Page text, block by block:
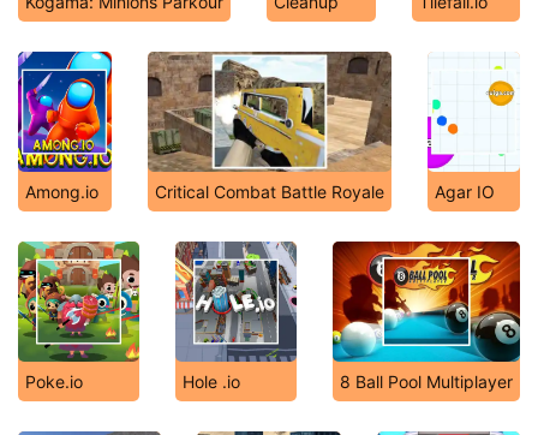
Among.io Critical Combat Battle Royale Agar IO
Poke.io Hole .io 8 Ball Pool Multiplayer